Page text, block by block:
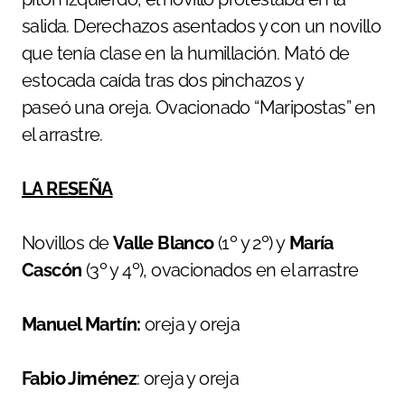
salida. Derechazos asentados y con un novillo
que tenía clase en la humillación. Mató de
estocada caída tras dos pinchazos y
paseó una oreja. Ovacionado “Maripostas” en
el arrastre.
LA RESEÑA
Novillos deValle Blanco(1º y 2º) y María
Cascón (3º y 4º), ovacionados en el arrastre
Manuel Martín: oreja y oreja
Fabio Jiménez: oreja y oreja